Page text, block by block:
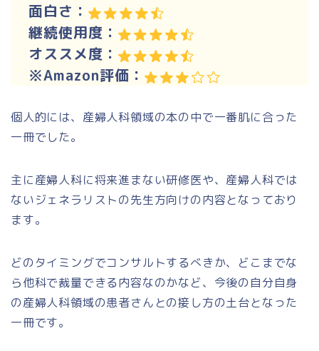
面白さ：
継続使用度：
オススメ度：
※Amazon評価：
個人的には、産婦人科領域の本の中で一番肌に合った
一冊でした。
主に産婦人科に将来進まない研修医や、産婦人科では
ないジェネラリストの先生方向けの内容となっており
ます。
どのタイミングでコンサルトするべきか、どこまでな
ら他科で裁量できる内容なのかなど、今後の自分自身
の産婦人科領域の患者さんとの接し方の土台となった
一冊です。